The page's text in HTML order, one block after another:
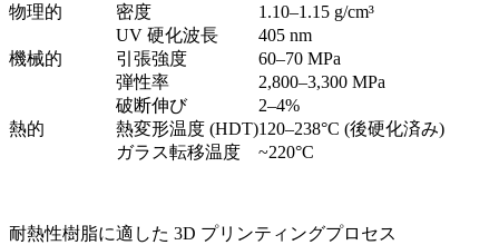
物理的
密度
1.10–1.15 g/cm³
UV 硬化波長
405 nm
機械的
引張強度
60–70 MPa
弾性率
2,800–3,300 MPa
破断伸び
2–4%
熱的
熱変形温度 (HDT)120–238°C (後硬化済み)
ガラス転移温度
~220°C
耐熱性樹脂に適した 3D プリンティングプロセス